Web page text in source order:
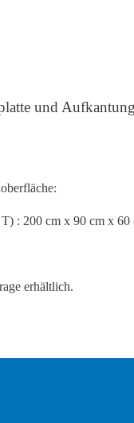
und
: 200 cm x 90 cm x 60
erhältlich.